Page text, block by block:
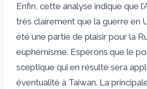
Enfin, cette analyse indique que
très clairement que la guerre en
été une partie de plaisir pour la
euphémisme. Espérons que le
sceptique qui en résulte sera
éventualité à Taiwan. La